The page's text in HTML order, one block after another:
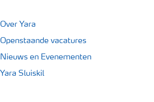
Over Yara
Openstaande vacatures
Nieuws en Evenementen
Yara Sluiskil